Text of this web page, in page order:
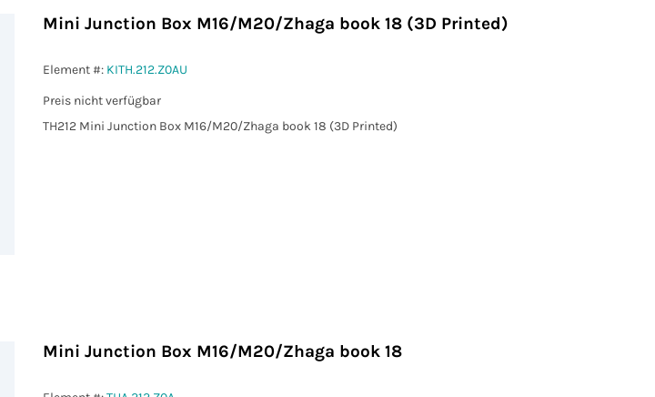
Mini Junction Box M16/M20/Zhaga book 18 (3D Printed)
Element #: KITH.212.Z0AU
Preis nicht verfügbar
TH212 Mini Junction Box M16/M20/Zhaga book 18 (3D Printed)
Mini Junction Box M16/M20/Zhaga book 18